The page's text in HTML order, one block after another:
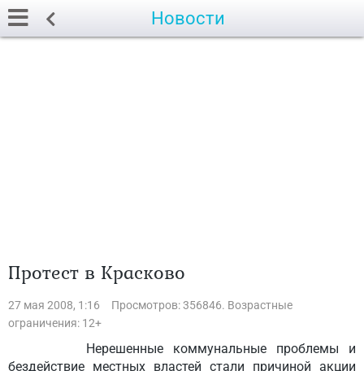
Новости
Протест в Красково
27 мая 2008, 1:16
Просмотров: 356846. Возрастные
ограничения: 12+
Нерешенные коммунальные проблемы и
бездействие местных властей стали причиной акции